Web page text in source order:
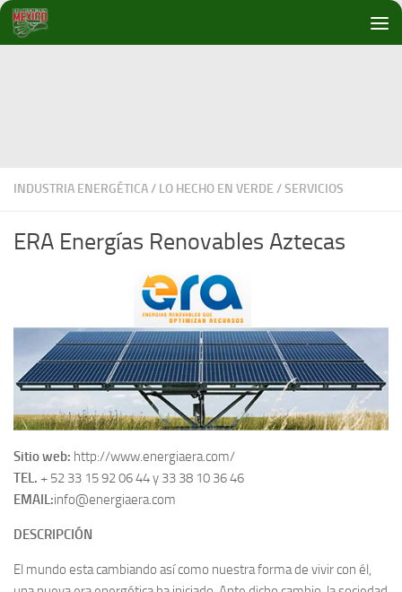
Debajo del contenido
INDUSTRIA ENERGÉTICA/ LO HECHO EN VERDE /SERVICIOS
ERA Energías Renovables Aztecas
Sitio web: http://www.energiaera.com/
TEL. + 52 33 15 92 06 44 y 33 38 10 36 46
EMAIL:info@energiaera.com
DESCRIPCIÓN
El mundo esta cambiando así como nuestra forma de vivir con él,